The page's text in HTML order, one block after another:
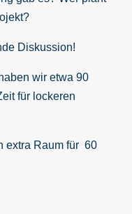
Diskussion!
wir etwa 90
für lockeren
extra Raum für 60